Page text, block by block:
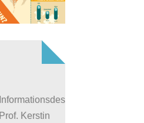
Informationsdesign
Prof. Kerstin